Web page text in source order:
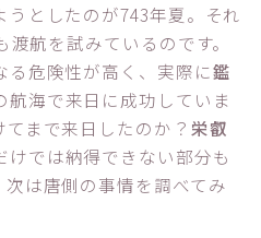
としたのが743年夏。それ
航を試みているのです。
る危険性が高く、実際に鑑
航海で来日に成功していま
まで来日したのか？ 栄叡
けでは納得できない部分も
は唐側の事情を調べてみ